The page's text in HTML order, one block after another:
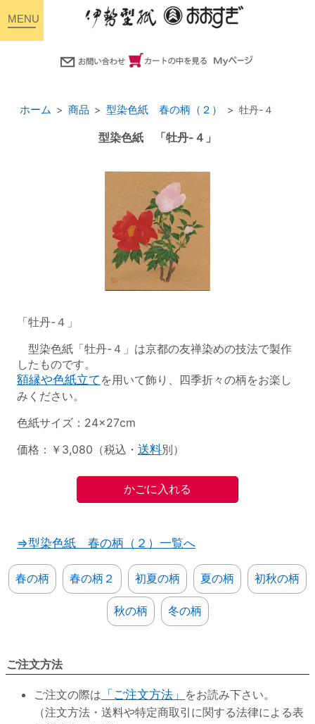
ホーム 商品 型染色紙 春の柄（２） 牡丹-４
型染色紙 「牡丹-４」
「牡丹-４」
型染色紙「牡丹-４」は京都の友禅染めの技法で製作
したものです。
額縁や色紙立て を用いて飾り、四季折々の柄をお楽し
みください。
色紙サイズ：24×27cm
価格：￥3,080（税込・ 送料別）
⇒型染色紙 春の柄（２）一覧へ
春の柄 春の柄２ 初夏の柄 夏の柄 初秋の柄
秋の柄 冬の柄
ご注文方法
ご注文の際は 「ご注文方法」 をお読み下さい。
（注文方法・送料や特定商取引に関する法律による表
toggle
navigation